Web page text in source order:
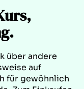
über andere
auf
für gewöhnlich